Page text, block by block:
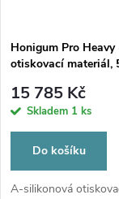
Honigum Pro Heavy
otiskovací materiál,
15 785 Kč
Skladem 1 ks
Do košíku
A-silikonová